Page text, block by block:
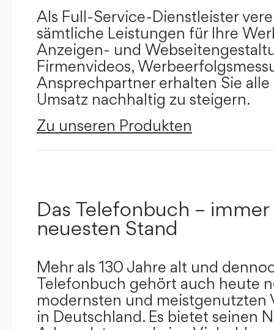
Als Full-Service-Dienstleister
sämtliche Leistungen für Ihre
Anzeigen- und
Firmenvideos,
Ansprechpartner erhalten Sie
Umsatz nachhaltig zu steigern.
Zu unseren Produkten
Das Telefonbuch –
neuesten Stand
Mehr als 130 Jahre alt und
Telefonbuch gehört auch heute
modernsten und meistgenutzten
in Deutschland. Es bietet seinen